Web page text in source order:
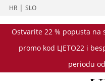
HR |SLO
Ostvarite 22 % popusta
promo kod LJETO22 i
periodu